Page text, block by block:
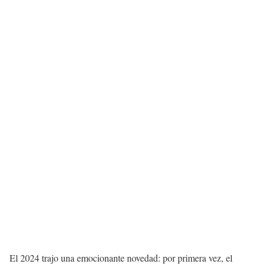
El 2024 trajo una emocionante novedad: por primera vez, el